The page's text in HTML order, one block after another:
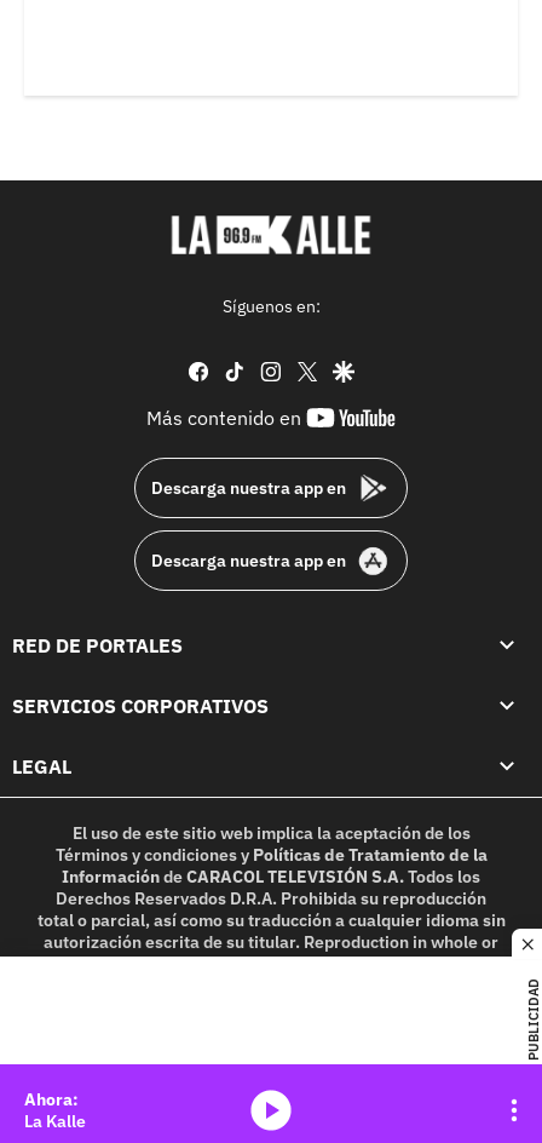
PUBLICIDAD
Síguenos en:
facebook
tiktok instagram
twittergoogle
Más contenido en
youtube-
Descarga nuestra app en
Descarga nuestra app en
RED DE PORTALES
SERVICIOS CORPORATIVOS
LEGAL
El uso de este sitio web implica la aceptación de los
Términos y condicionesy Políticas de Tratamiento de la
InformacióndeCARACOL TELEVISIÓN S.A.Todos los
Derechos Reservados D.R.A. Prohibida su reproducción
total o parcial, así como su traducción a cualquier idioma sin
autorización escrita de su titular. Reproduction in whole or
in part, or translation without written permission is
La Kalle